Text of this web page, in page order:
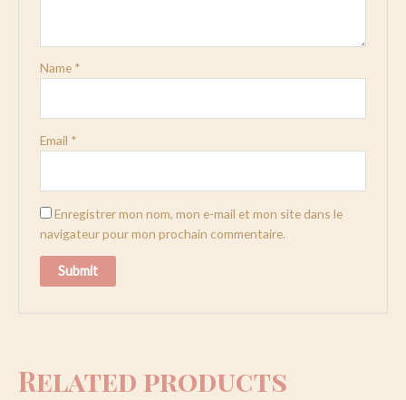
Name *
Email *
Enregistrer mon nom, mon e-mail et mon site dans le
navigateur pour mon prochain commentaire.
Related products